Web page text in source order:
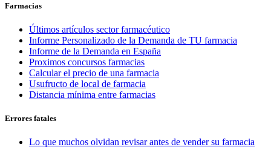
Farmacias
Últimos artículos sector farmacéutico
Informe Personalizado de la Demanda de TU farmacia
Informe de la Demanda en España
Proximos concursos farmacias
Calcular el precio de una farmacia
Usufructo de local de farmacia
Distancia mínima entre farmacias
Errores fatales
Lo que muchos olvidan revisar antes de vender su farmacia